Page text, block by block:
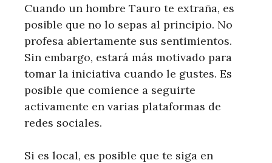
Cuando un hombre Tauro te extraña, es
posible que no lo sepas al principio. No
profesa abiertamente sus sentimientos.
Sin embargo, estará más motivado para
tomar la iniciativa cuando le gustes. Es
posible que comience a seguirte
activamente en varias plataformas de
redes sociales.
Si es local, es posible que te siga en